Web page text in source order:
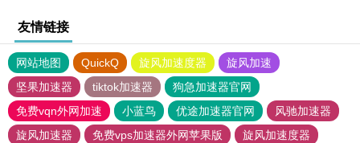
友情链接
网站地图 QuickQ 旋风加速度器
旋风加速
坚果加速器
tiktok加速器
狗急加速器官网
免费vqn外网加速
小蓝鸟 优途加速器官网
风驰加速器
旋风加速器
免费vps加速器外网苹果版 旋风加速度器